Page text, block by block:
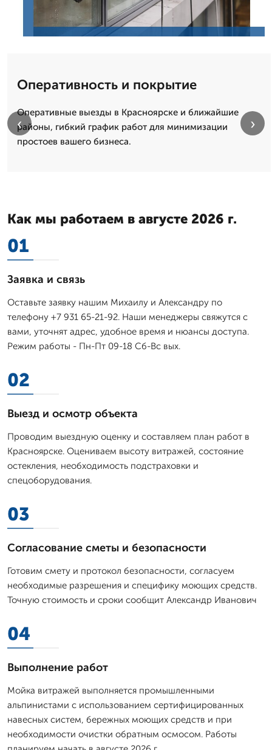
Оперативность и покрытие
Оперативные выезды в Красноярске и ближайшие
районы, гибкий график работ для минимизации
простоев вашего бизнеса.
‹ ›
Как мы работаем в августе 2026 г.
01
Заявка и связь
Оставьте заявку нашим Михаилу и Александру по
телефону +7 931 65-21-92. Наши менеджеры свяжутся с
вами, уточнят адрес, удобное время и нюансы доступа.
Режим работы - Пн-Пт 09-18 Сб-Вс вых.
02
Выезд и осмотр объекта
Проводим выездную оценку и составляем план работ в
Красноярске. Оцениваем высоту витражей, состояние
остекления, необходимость подстраховки и
спецоборудования.
03
Согласование сметы и безопасности
Готовим смету и протокол безопасности, согласуем
необходимые разрешения и специфику моющих средств.
Точную стоимость и сроки сообщит Александр Иванович
04
Выполнение работ
Мойка витражей выполняется промышленными
альпинистами с использованием сертифицированных
навесных систем, бережных моющих средств и при
необходимости очистки обратным осмосом. Работы